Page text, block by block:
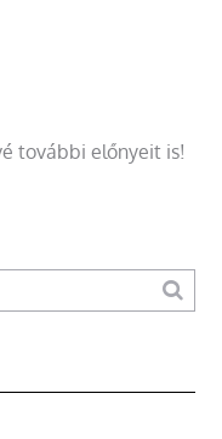
további előnyeit is!